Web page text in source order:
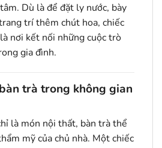
Dù là để đặt ly nước, bày
trí thêm chút hoa, chiếc
nơi kết nối những cuộc trò
gia đình.
trà trong không gian
là món nội thất, bàn trà thể
mỹ của chủ nhà. Một chiếc